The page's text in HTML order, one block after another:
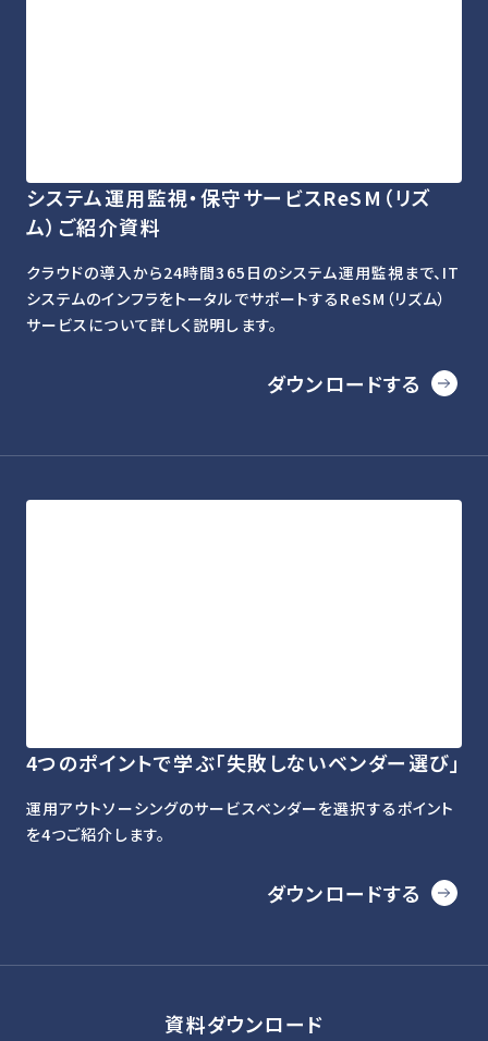
システム運用監視・保守サービスReSM（リズ
ム）ご紹介資料
クラウドの導入から24時間365日のシステム運用監視まで、IT
システムのインフラをトータルでサポートするReSM（リズム）
サービスについて詳しく説明します。
ダウンロードする
4つのポイントで学ぶ「失敗しないベンダー選び」
運用アウトソーシングのサービスベンダーを選択するポイント
を4つご紹介します。
ダウンロードする
資料ダウンロード